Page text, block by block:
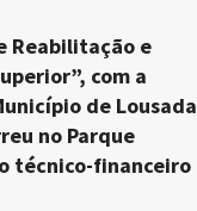
Reabilitação e
com a
de Lousada
no Parque
técnico-financeiro